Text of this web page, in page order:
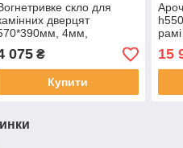
скло для
дверцят
4мм,
склокераміка + подарунок
по периметру
075₴
Купити
рамі
15